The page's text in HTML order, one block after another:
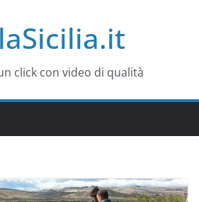
click con video di qualità